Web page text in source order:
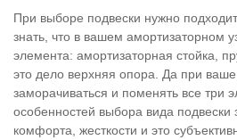
При выборе подвески нужно
знать, что в вашем амортизаторном
элемента: амортизаторная стойка,
это дело верхняя опора. Да при
заморачиваться и поменять все три
особенностей выбора вида
комфорта, жесткости и это